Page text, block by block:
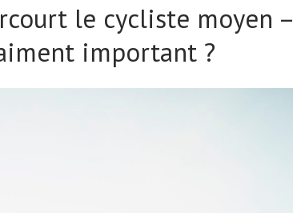
le cycliste moyen –
important ?